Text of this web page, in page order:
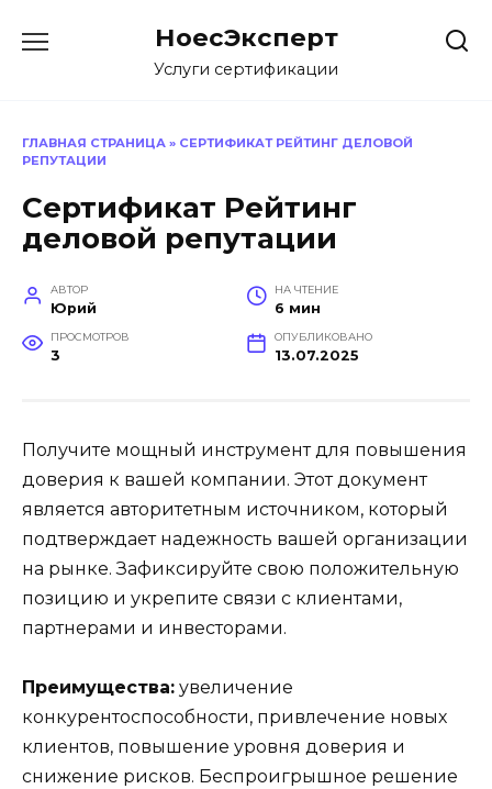
НоесЭксперт
Услуги сертификации
ГЛАВНАЯ СТРАНИЦА » СЕРТИФИКАТ РЕЙТИНГ ДЕЛОВОЙ
РЕПУТАЦИИ
Сертификат Рейтинг
деловой репутации
АВТОР
Юрий
НА ЧТЕНИЕ
6 мин
ПРОСМОТРОВ
3
ОПУБЛИКОВАНО
13.07.2025
Получите мощный инструмент для повышения
доверия к вашей компании. Этот документ
является авторитетным источником, который
подтверждает надежность вашей организации
на рынке. Зафиксируйте свою положительную
позицию и укрепите связи с клиентами,
партнерами и инвесторами.
Преимущества: увеличение
конкурентоспособности, привлечение новых
клиентов, повышение уровня доверия и
снижение рисков. Беспроигрышное решение